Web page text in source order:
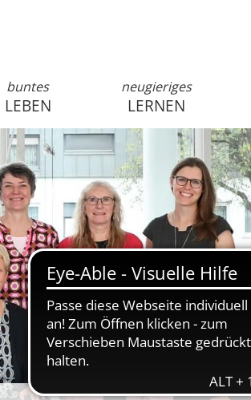
buntes
LEBEN
neugieriges
LERNEN